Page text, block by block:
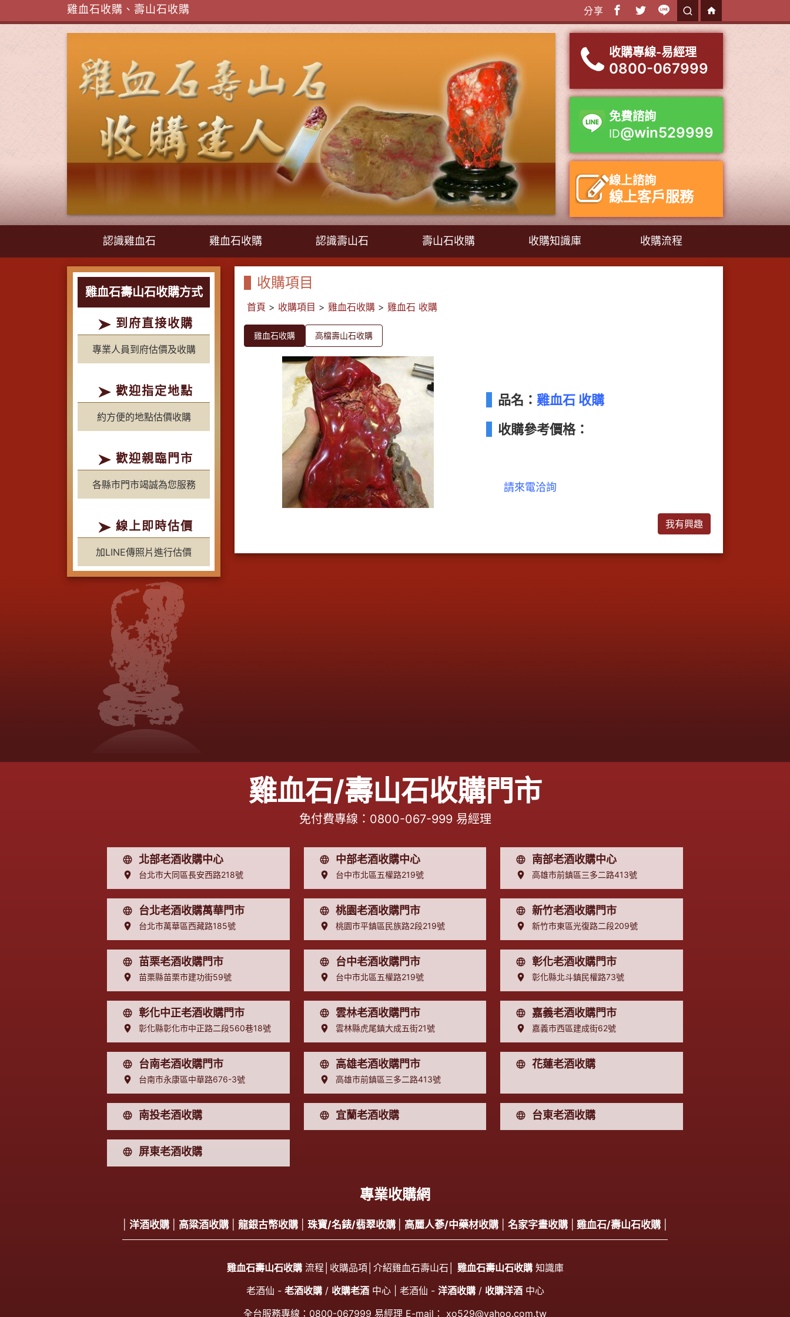
雞血石收購、壽山石收購 分享
收購專線-易經理
0800-067999
免費諮詢
ID@win529999
線上諮詢
線上客戶服務
認識雞血石 雞血石收購 認識壽山石 壽山石收購 收購知識庫 收購流程
收購項目
首頁 > 收購項目 > 雞血石收購 > 雞血石 收購
雞血石收購 高檔壽山石收購
品名： 雞血石 收購
收購參考價格：
請來電洽詢
我有興趣
雞血石壽山石收購方式
到府直接收購
專業人員到府估價及收購
歡迎指定地點
約方便的地點估價收購
歡迎親臨門市
各縣市門市竭誠為您服務
線上即時估價
加LINE傳照片進行估價
雞血石/壽山石收購門市
免付費專線： 0800-067-999易經理
北部老酒收購中心
台北市大同區長安西路218號
中部老酒收購中心
台中市北區五權路219號
南部老酒收購中心
高雄市前鎮區三多二路413號
台北老酒收購萬華門市
台北市萬華區西藏路185號
桃園老酒收購門市
桃園市平鎮區民族路2段219號
新竹老酒收購門市
新竹市東區光復路二段209號
苗栗老酒收購門市
苗栗縣苗栗市建功街59號
台中老酒收購門市
台中市北區五權路219號
彰化老酒收購門市
彰化縣北斗鎮民權路73號
彰化中正老酒收購門市
彰化縣彰化市中正路二段560巷18號
雲林老酒收購門市
雲林縣虎尾鎮大成五街21號
嘉義老酒收購門市
嘉義市西區建成街62號
台南老酒收購門市
台南市永康區中華路676-3號
高雄老酒收購門市
高雄市前鎮區三多二路413號
花蓮老酒收購
南投老酒收購 宜蘭老酒收購 台東老酒收購
屏東老酒收購
專業收購網
洋酒收購 高粱酒收購 龍銀古幣收購 珠寶/名錶/翡翠收購 高麗人蔘/中藥材收購 名家字畫收購 雞血石/壽山石收購
雞血石壽山石收購流程│ 收購品項│ 介紹雞血石壽山石 雞血石壽山石收購知識庫
老酒仙 - 老酒收購/ 收購老酒中心 | 老酒仙 - 洋酒收購/ 收購洋酒中心
全台服務專線： 0800-067999 易經理 E-mail： xo529@yahoo.com.tw